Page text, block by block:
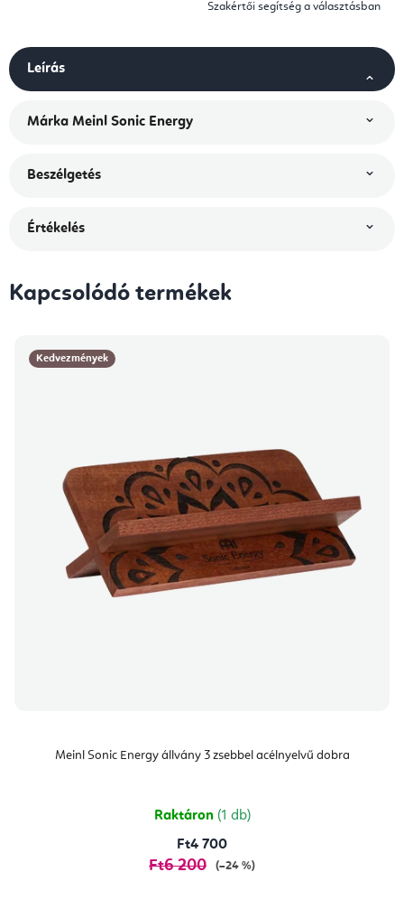
Szakértői segítség a választásban
Leírás
Márka Meinl Sonic Energy
Beszélgetés
Értékelés
Kapcsolódó termékek
Kedvezmények
Meinl Sonic Energy állvány 3 zsebbel acélnyelvű dobra
Raktáron (1 db)
Ft4 700
Ft6 200 (–24 %)